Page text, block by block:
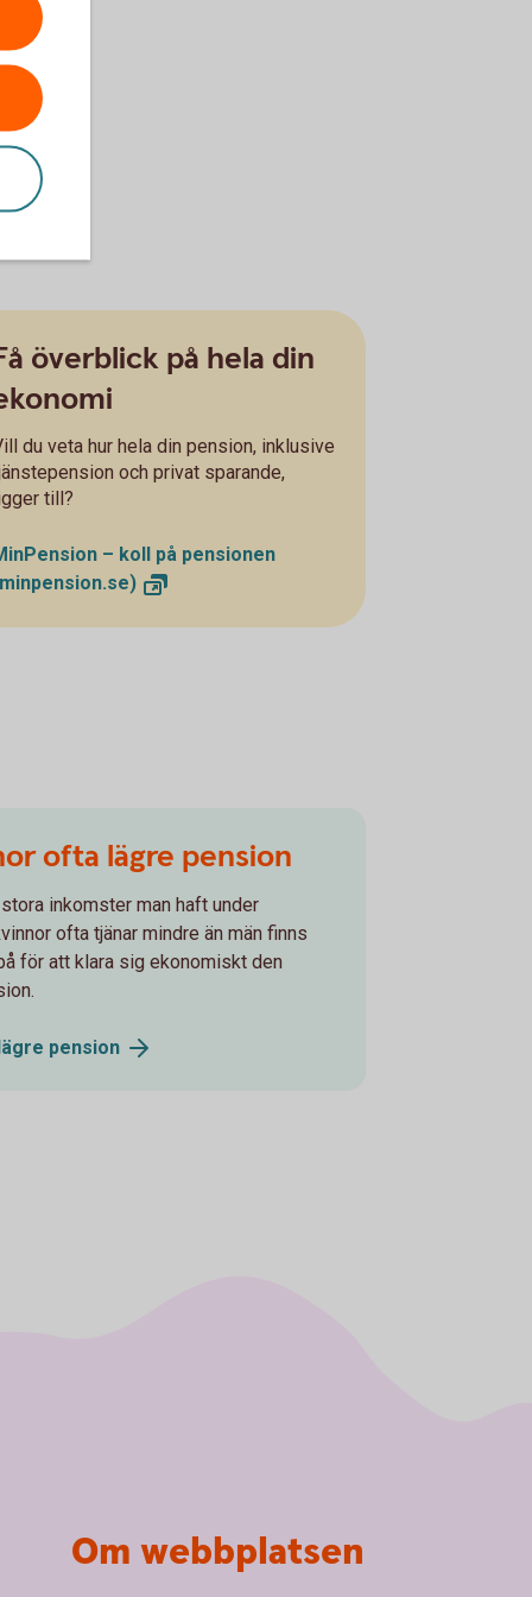
överblick på hela din
du veta hur hela din pension, inklusive
och privat sparande,
till?
– koll på pensionen
ofta lägre pension
inkomster man haft under
ofta tjänar mindre än män finns
för att klara sig ekonomiskt den
pension
Om webbplatsen